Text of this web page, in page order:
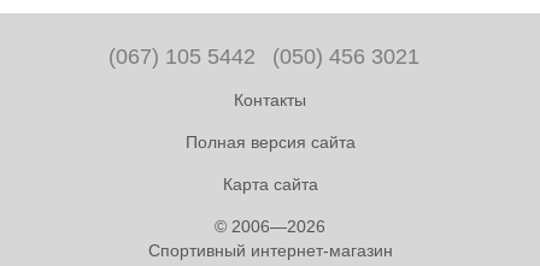
(067) 105 5442 (050) 456 3021
Контакты
Полная версия сайта
Карта сайта
© 2006—2026
Спортивный интернет-магазин